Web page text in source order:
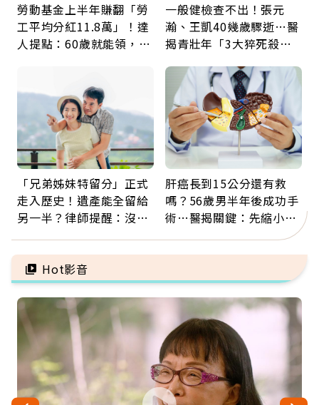
勞動基金上半年賺翻「勞
工平均分紅11.8萬」！達
人提點：60歲就能領，重
一般健檢查不出！張元
瀚、王凱40幾歲驟逝…醫
揭青壯年「3大猝死殺
「兄弟姊妹特留分」正式
走入歷史！遺產能全留給
另一半？律師提醒：沒做
肝癌長到15公分還有救
嗎？56歲男半年後成功手
術…醫揭關鍵：先縮小腫
Hot影音